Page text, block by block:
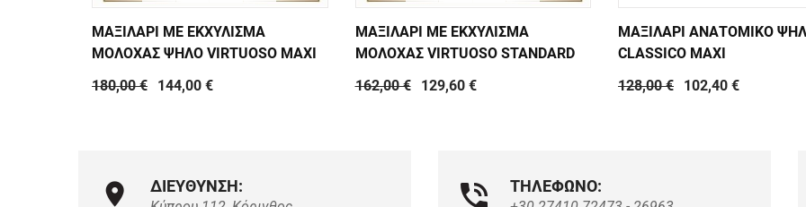
ΜΑΞΙΛΑΡΙ ΜΕ ΕΚΧΥΛΙΣΜΑ
ΜΟΛΟΧΑΣ ΨΗΛΟ VIRTUOSO MAXI
180,00 €
144,00 €
ΜΑΞΙΛΑΡΙ ΜΕ ΕΚΧΥΛΙΣΜΑ
ΜΟΛΟΧΑΣ VIRTUOSO STANDARD
162,00 €
129,60 €
ΜΑΞΙΛΑΡΙ ΑΝΑΤΟΜΙΚΟ
CLASSICO MAXI
128,00 €
102,40 €
ΔΙΕΥΘΥΝΣΗ: ΤΗΛΕΦΩΝΟ: